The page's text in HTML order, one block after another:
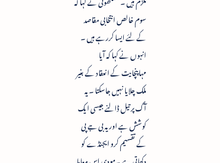
سوم خالص انتخابی مقاصد
کے لئے ایسا کررہے ہیں ۔
انہوں نے کہا کہ آیا
مہاپنچایت کے انعقاد کے بغیر
ملک چلایا نہیں جاسکتا ۔ یہ
آگ پر تیل ڈالنے جیسی ایک
کوشش ہے اور یہ بی جے پی
کے تقسیم کرو ایجنڈے کو